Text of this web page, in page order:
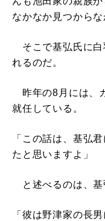
なかなか見つからな
そこで基弘氏に
れるのだ。
昨年の8月には、
就任している。
「この話は、基弘
たと思いますよ」
と述べるのは、基
「彼は野津家の長